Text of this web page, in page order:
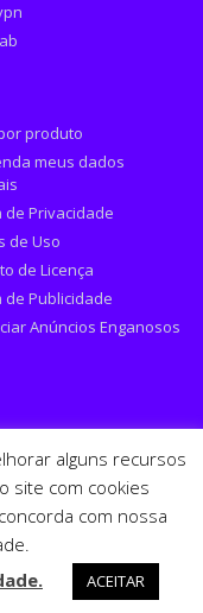
produto
meus dados
de Privacidade
de Uso
de Licença
de Publicidade
Anúncios Enganosos
PSafe © 2026
alguns recursos
site com cookies
com nossa
ACEITAR